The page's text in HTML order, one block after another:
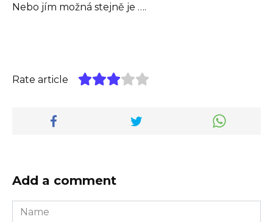
Nebo jím možná stejně je ….
Rate article
Add a comment
Name